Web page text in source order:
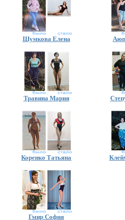
Шумкова Елена
Травина Мария
Коренко Татьяна
Гмир София